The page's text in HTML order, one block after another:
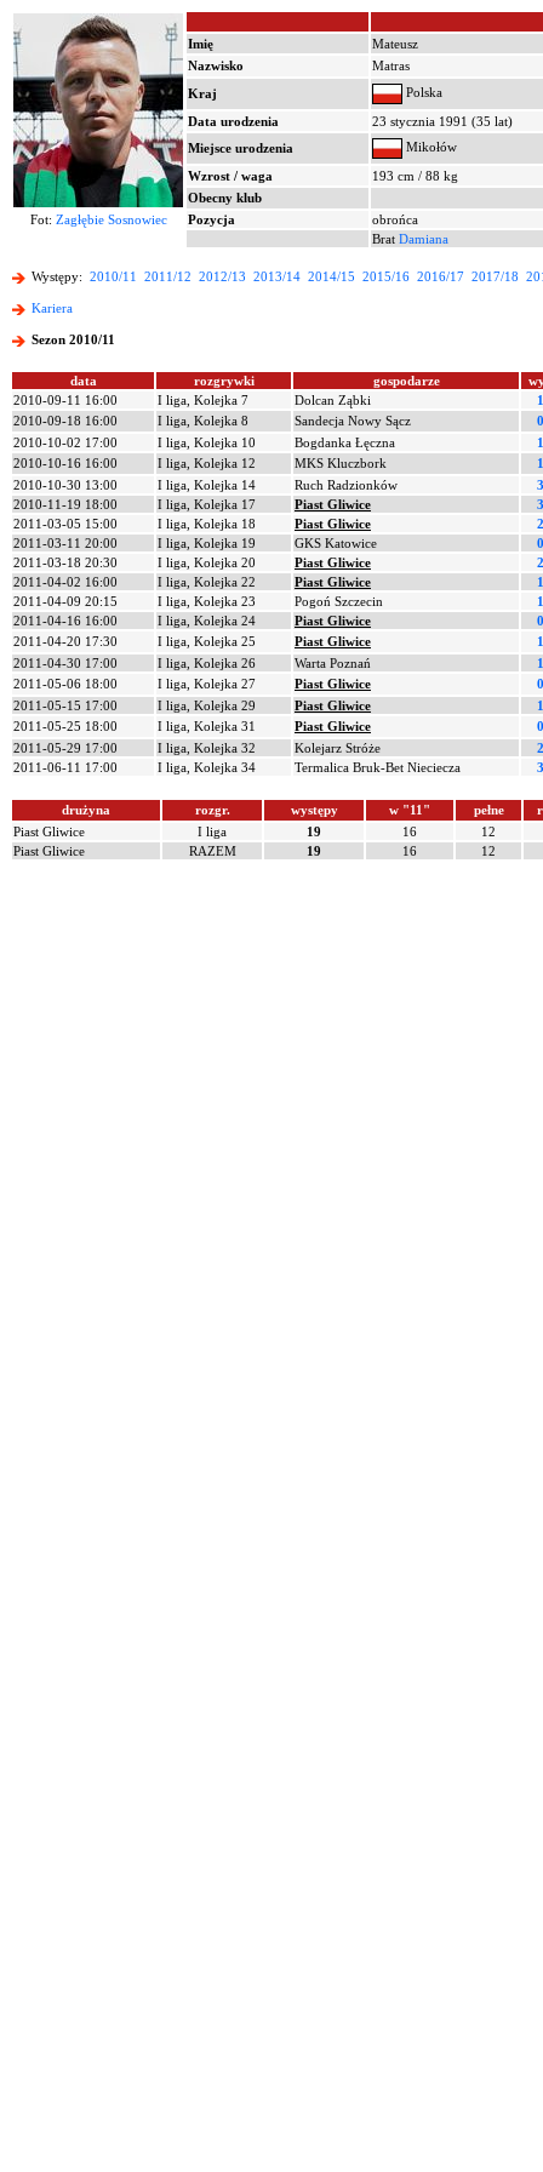
Imię
Mateusz
Nazwisko
Matras
Kraj
Polska
Data urodzenia
23 stycznia 1991 (35 lat)
Miejsce urodzenia
Mikołów
Wzrost / waga
193 cm / 88 kg
Obecny klub
Fot: Zagłębie Sosnowiec Pozycja
obrońca
Brat Damiana
Występy: 2010/11 2011/12 2012/13 2013/14 2014/15 2015/16 2016/17 2017/18
Kariera
Sezon 2010/11
data rozgrywki gospodarze
2010-09-11 16:00
I liga, Kolejka 7 Dolcan Ząbki
2010-09-18 16:00
I liga, Kolejka 8 Sandecja Nowy Sącz
2010-10-02 17:00
I liga, Kolejka 10 Bogdanka Łęczna
2010-10-16 16:00
I liga, Kolejka 12 MKS Kluczbork
2010-10-30 13:00
I liga, Kolejka 14 Ruch Radzionków
2010-11-19 18:00
I liga, Kolejka 17 Piast Gliwice
2011-03-05 15:00
I liga, Kolejka 18 Piast Gliwice
2011-03-11 20:00
I liga, Kolejka 19 GKS Katowice
2011-03-18 20:30
I liga, Kolejka 20 Piast Gliwice
2011-04-02 16:00
I liga, Kolejka 22 Piast Gliwice
2011-04-09 20:15
I liga, Kolejka 23 Pogoń Szczecin
2011-04-16 16:00
I liga, Kolejka 24 Piast Gliwice
2011-04-20 17:30
I liga, Kolejka 25 Piast Gliwice
2011-04-30 17:00
I liga, Kolejka 26 Warta Poznań
2011-05-06 18:00
I liga, Kolejka 27 Piast Gliwice
2011-05-15 17:00
I liga, Kolejka 29 Piast Gliwice
2011-05-25 18:00
I liga, Kolejka 31 Piast Gliwice
2011-05-29 17:00
I liga, Kolejka 32 Kolejarz Stróże
2011-06-11 17:00
I liga, Kolejka 34 Termalica Bruk-Bet Nieciecza
drużyna rozgr. występy w "11" pełne
Piast Gliwice
I liga 19 16
12
Piast Gliwice
RAZEM 19 16 12